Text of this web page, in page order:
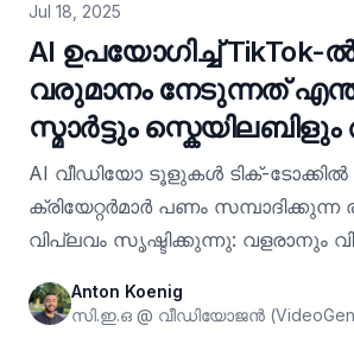
Jul 18, 2025
AI ഉപയോഗിച്ച് TikTok-
വരുമാനം നേടുന്നത്
സ്മാർട്ടും
AI വീഡിയോ ടൂളുകൾ ടിക്-ടോക്കിൽ
ക്രിയേറ്റർമാർ പണം സമ്പാദിക്കുന്ന
വിപ്ലവം സൃഷ്ടിക്കുന്നു: വളരാനും
Anton Koenig
സി.ഇ.ഒ @ വീഡിയോജൻ